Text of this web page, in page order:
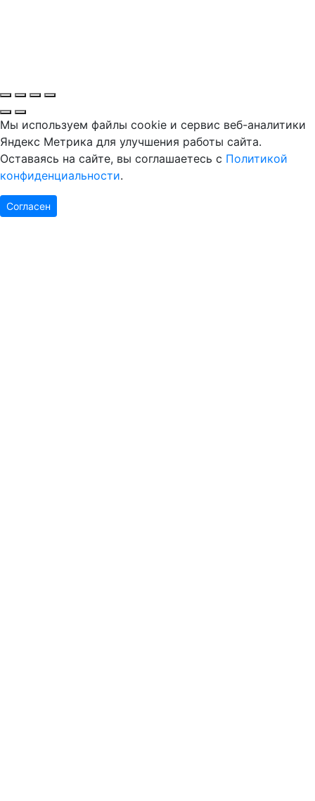
Мы используем файлы cookie и сервис веб-аналитики
Яндекс Метрика для улучшения работы сайта.
Оставаясь на сайте, вы соглашаетесь с Политикой
конфиденциальности.
Согласен